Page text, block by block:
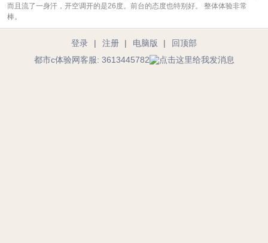
而且流了一身汗，开空调开的是26度。前台的态度也特别好。 整体体验非常
棒。
登录 | 注册 | 电脑版 |
回顶部
都市c体验网客服: 3613445782